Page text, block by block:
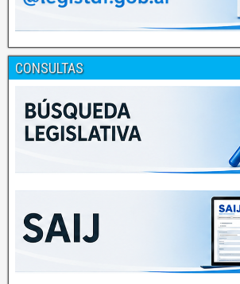
CONSULTAS